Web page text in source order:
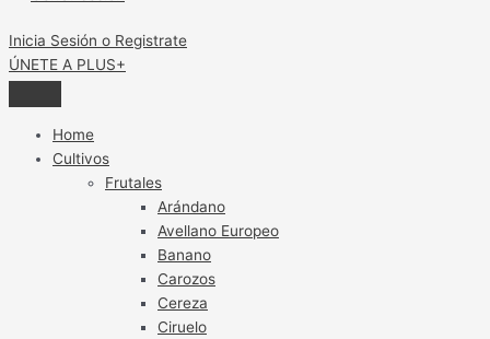
Inicia Sesión o Registrate
ÚNETE A PLUS+
Home
Cultivos
Frutales
Arándano
Avellano Europeo
Banano
Carozos
Cereza
Ciruelo